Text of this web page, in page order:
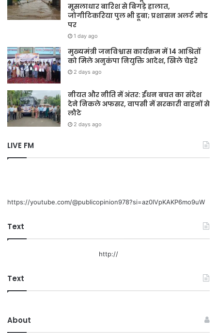
मूसलाधार बारिश से बिगड़े हालात,
जोगीटिकरिया पुल भी डूबा; प्रशासन अलर्ट मोड
पर
1 day ago
मुख्यमंत्री जनविश्वास कार्यक्रम में 14 आश्रितों
को मिले अनुकंपा नियुक्ति आदेश, खिले चेहरे
2 days ago
नीयत और नीति में अंतर: ईंधन बचत का संदेश
देने निकले अफसर, वापसी में सरकारी वाहनों से
लौटे
2 days ago
LIVE FM
https://youtube.com/@publicopinion978?si=az0lVpKAKP6mo9uW
Text
http://
Text
About